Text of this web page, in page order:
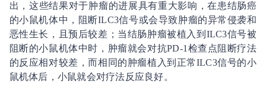
出，这些结果对于肿瘤的进展具有重大影响，在患结肠癌
的小鼠机体中，阻断ILC3信号或会导致肿瘤的异常侵袭和
恶性生长，且预后较差；当结肠肿瘤被植入到ILC3信号被
阻断的小鼠机体中时，肿瘤就会对抗PD-1检查点阻断疗法
的反应相对较差，而相同的肿瘤植入到正常ILC3信号的小
鼠机体后，小鼠就会对疗法反应良好。